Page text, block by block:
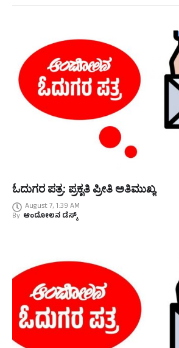
ಓದುಗರ ಪತ್ರ: ಪ್ರಕೃತಿ ಪ್ರೀತಿ ಅತಿಮುಖ್ಯ
August 7, 1:39 AM
By ಆಂದೋಲನ ಡೆಸ್ಕ್